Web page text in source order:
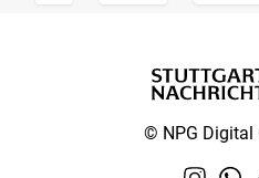
© NPG Digital